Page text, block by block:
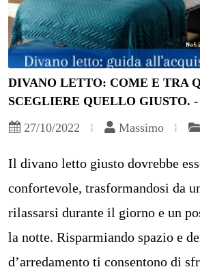
DIVANO LETTO: COME E TRA
SCEGLIERE QUELLO GIUSTO.
27/10/2022
Massimo
Il divano letto giusto dovrebbe
confortevole, trasformandosi da
rilassarsi durante il giorno e un
la notte. Risparmiando spazio e
d’arredamento ti consentono di